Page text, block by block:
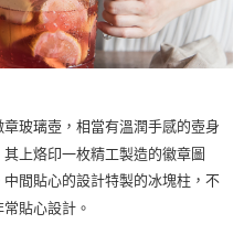
玻璃壺，相當有溫潤手感的壺身
上烙印一枚精工製造的徽章圖
間貼心的設計特製的冰塊柱，不
貼心設計。